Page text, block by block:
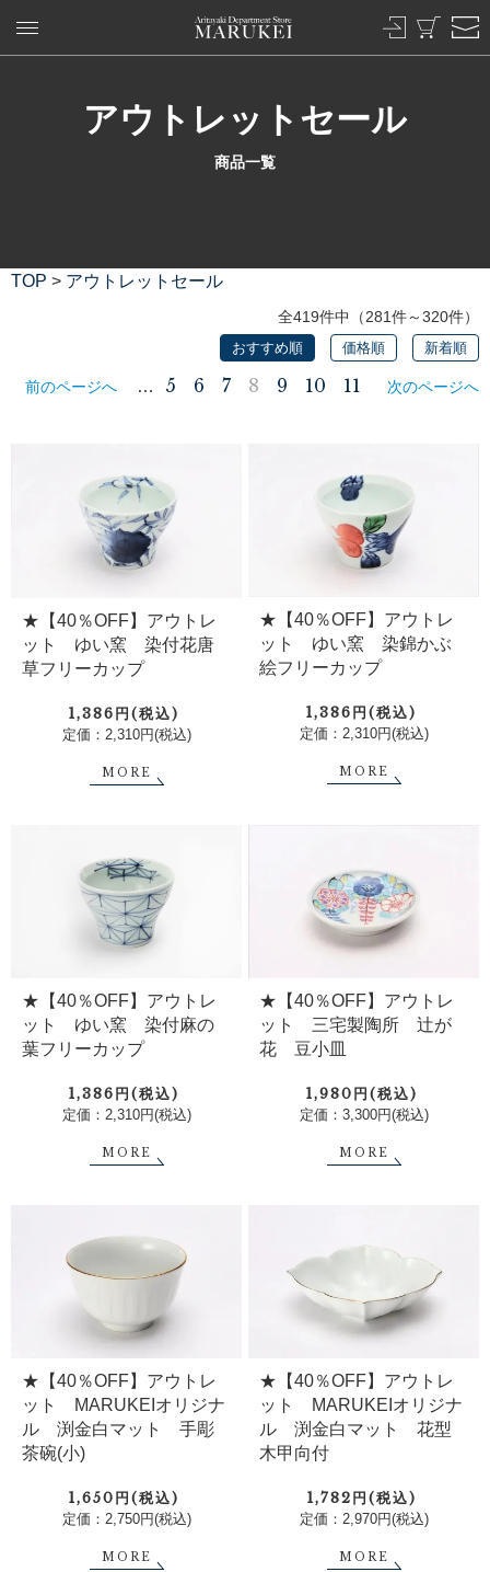
アウトレットセール
商品一覧
TOP > アウトレットセール
全419件中（281件～320件）
おすすめ順 価格順 新着順
前のページへ … 5 6 7 8 9 10 11 次のページへ
★【40％OFF】アウトレ
ット ゆい窯 染付花唐
草フリーカップ
1,386円(税込)
定価：2,310円(税込)
MORE
★【40％OFF】アウトレ
ット ゆい窯 染錦かぶ
絵フリーカップ
1,386円(税込)
定価：2,310円(税込)
MORE
★【40％OFF】アウトレ
ット ゆい窯 染付麻の
葉フリーカップ
1,386円(税込)
定価：2,310円(税込)
MORE
★【40％OFF】アウトレ
ット 三宅製陶所 辻が
花 豆小皿
1,980円(税込)
定価：3,300円(税込)
MORE
★【40％OFF】アウトレ
ット MARUKEIオリジナ
ル 渕金白マット 手彫
茶碗(小)
1,650円(税込)
定価：2,750円(税込)
MORE
★【40％OFF】アウトレ
ット MARUKEIオリジナ
ル 渕金白マット 花型
木甲向付
1,782円(税込)
定価：2,970円(税込)
MORE